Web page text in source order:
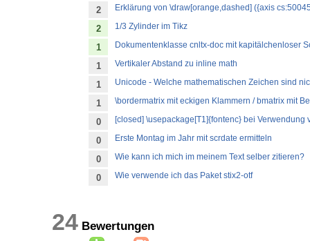
2 Erklärung von \draw[orange,dashed] ({axis
2 1/3 Zylinder im Tikz
1 Dokumentenklasse cnltx-doc mit kapitälchenloser
1 Vertikaler Abstand zu inline math
1 Unicode - Welche mathematischen Zeichen sind
1 \bordermatrix mit eckigen Klammern / bmatrix mit
0 [closed] \usepackage[T1]{fontenc} bei
0 Erste Montag im Jahr mit scrdate ermitteln
0 Wie kann ich mich im meinem Text selber zitieren?
0 Wie verwende ich das Paket stix2-otf
24 Bewertungen